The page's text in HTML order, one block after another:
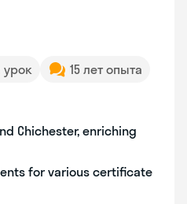
урок
15 лет опыта
Chichester, enriching
for various certificate